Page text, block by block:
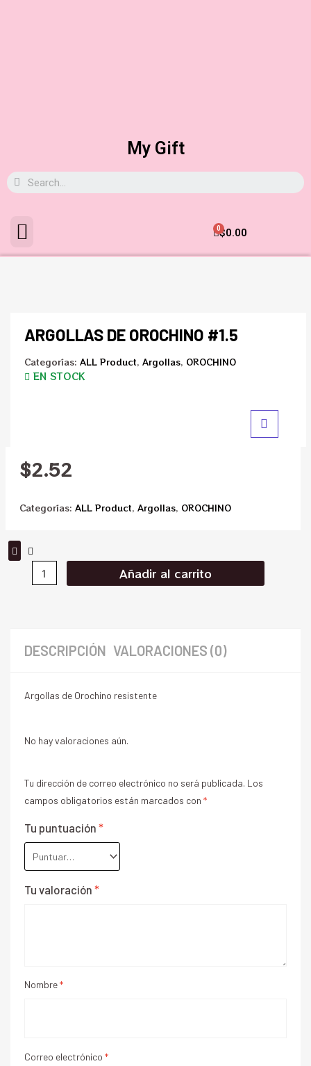
My Gift
$0.00
0
ARGOLLAS DE OROCHINO #1.5
Categorías: ALL Product, Argollas, OROCHINO
EN STOCK
$2.52
Categorías: ALL Product, Argollas, OROCHINO
Añadir al carrito
DESCRIPCIÓN VALORACIONES (0)
Argollas de Orochino resistente
No hay valoraciones aún.
Tu dirección de correo electrónico no será publicada. Los
campos obligatorios están marcados con *
Tu puntuación *
Tu valoración *
Nombre*
Correo electrónico *